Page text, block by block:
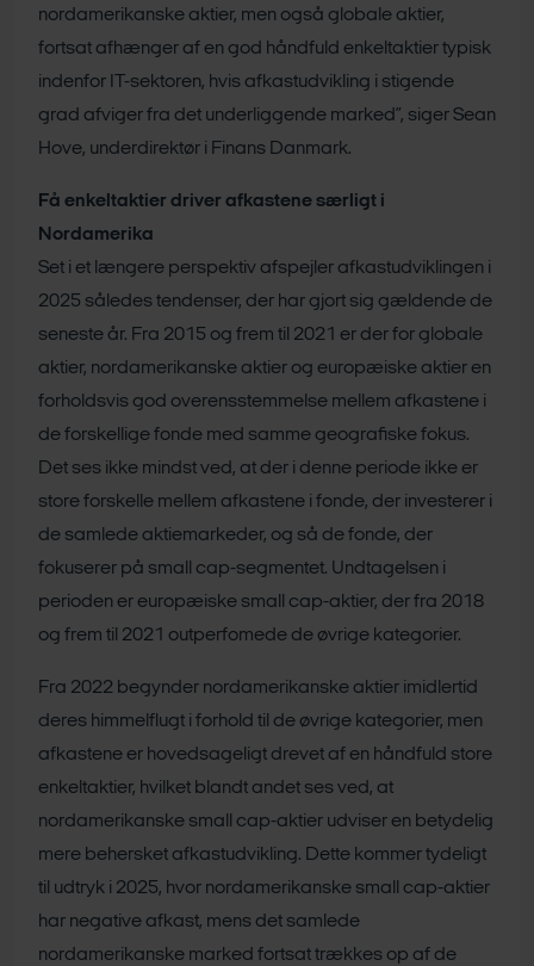
nordamerikanske aktier, men også globale aktier,
fortsat afhænger af en god håndfuld enkeltaktier typisk
indenfor IT-sektoren, hvis afkastudvikling i stigende
grad afviger fra det underliggende marked”, siger Sean
Hove, underdirektør i Finans Danmark.
Få enkeltaktier driver afkastene særligt i
Nordamerika
Set i et længere perspektiv afspejler afkastudviklingen i
2025 således tendenser, der har gjort sig gældende de
seneste år. Fra 2015 og frem til 2021 er der for globale
aktier, nordamerikanske aktier og europæiske aktier en
forholdsvis god overensstemmelse mellem afkastene i
de forskellige fonde med samme geografiske fokus.
Det ses ikke mindst ved, at der i denne periode ikke er
store forskelle mellem afkastene i fonde, der investerer i
de samlede aktiemarkeder, og så de fonde, der
fokuserer på small cap-segmentet. Undtagelsen i
perioden er europæiske small cap-aktier, der fra 2018
og frem til 2021 outperfomede de øvrige kategorier.
Fra 2022 begynder nordamerikanske aktier imidlertid
deres himmelflugt i forhold til de øvrige kategorier, men
afkastene er hovedsageligt drevet af en håndfuld store
enkeltaktier, hvilket blandt andet ses ved, at
nordamerikanske small cap-aktier udviser en betydelig
mere behersket afkastudvikling. Dette kommer tydeligt
til udtryk i 2025, hvor nordamerikanske small cap-aktier
har negative afkast, mens det samlede
nordamerikanske marked fortsat trækkes op af de